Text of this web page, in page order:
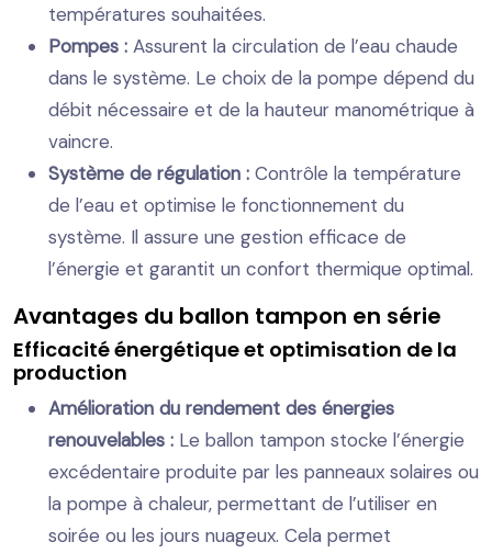
températures souhaitées.
Pompes : Assurent la circulation de l’eau chaude
dans le système. Le choix de la pompe dépend du
débit nécessaire et de la hauteur manométrique à
vaincre.
Système de régulation : Contrôle la température
de l’eau et optimise le fonctionnement du
système. Il assure une gestion efficace de
l’énergie et garantit un confort thermique optimal.
Avantages du ballon tampon en série
Efficacité énergétique et optimisation de la
production
Amélioration du rendement des énergies
renouvelables : Le ballon tampon stocke l’énergie
excédentaire produite par les panneaux solaires ou
la pompe à chaleur, permettant de l’utiliser en
soirée ou les jours nuageux. Cela permet